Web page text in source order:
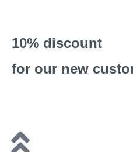
10% discount
for our new